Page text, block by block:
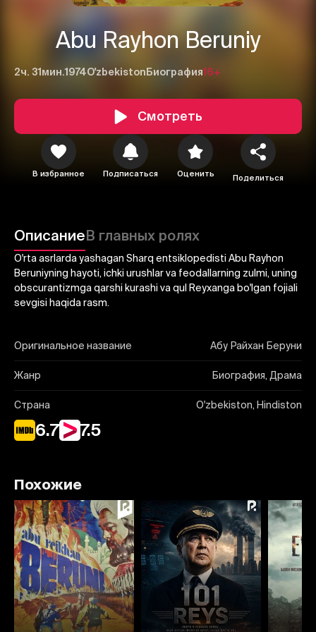
Abu Rayhon Beruniy
2ч. 31мин.1974O'zbekiston Биография16+
Смотреть
В избранное Подписаться Оценить Поделиться
ОписаниеВ главных ролях
O'rta asrlarda yashagan Sharq entsiklopedisti Abu Rayhon
Beruniyning hayoti, ichki urushlar va feodallarning zulmi, uning
obscurantizmga qarshi kurashi va qul Reyxanga bo'lgan fojiali
sevgisi haqida rasm.
Оригинальное название Абу Райхан Беруни
Жанр Биография, Драма
Страна O'zbekiston, Hindiston
6.7 7.5
1 2 3
Отправить
Похожие